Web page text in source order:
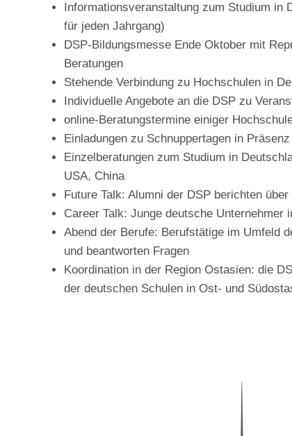
Informationsveranstaltung zum Studium in
für jeden Jahrgang)
DSP-Bildungsmesse Ende Oktober mit
Beratungen
Stehende Verbindung zu Hochschulen in
Individuelle Angebote an die DSP zu
online-Beratungstermine einiger
Einladungen zu Schnuppertagen in
Einzelberatungen zum Studium in
USA, China
Future Talk: Alumni der DSP berichten
Career Talk: Junge deutsche Unternehmer
Abend der Berufe: Berufstätige im Umfeld
und beantworten Fragen
Koordination in der Region Ostasien: die
der deutschen Schulen in Ost- und